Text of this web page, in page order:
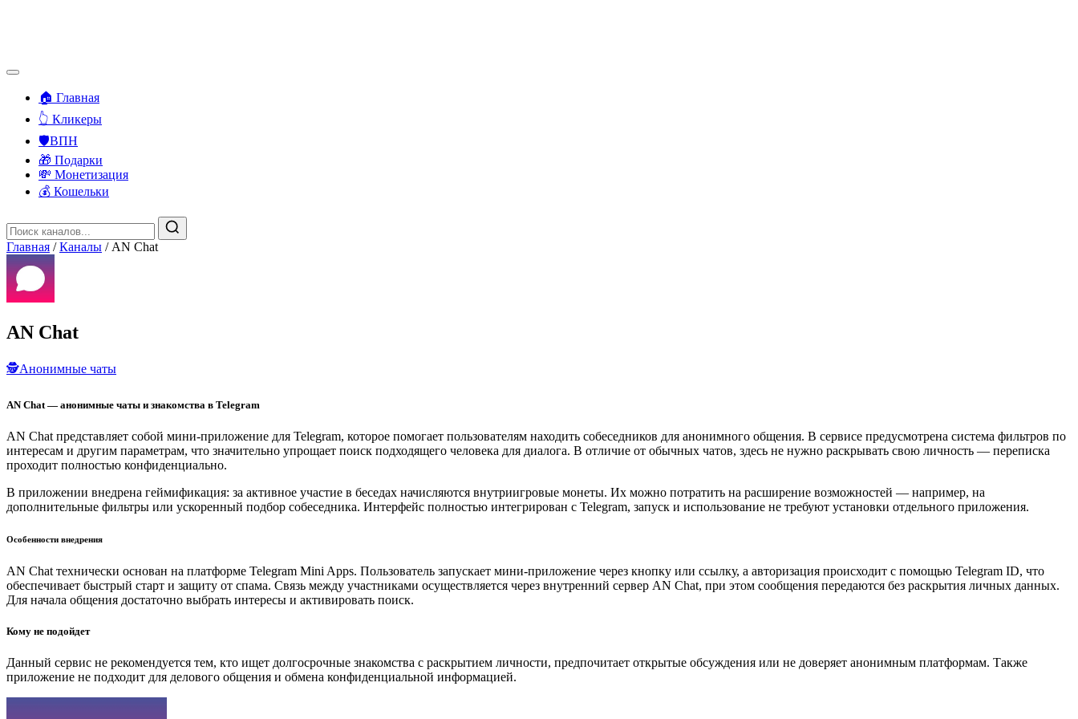
🏠 Главная
👆 Кликеры
🛡️ВПН
🎁 Подарки
💸 Монетизация
💰 Кошельки
Главная / Каналы / AN Chat
AN Chat
🕵️Анонимные чаты
AN Chat — анонимные чаты и знакомства в Telegram
AN Chat представляет собой мини-приложение для Telegram, которое помогает пользователям находить собеседников для анонимного общения. В сервисе предусмотрена система фильтров по
интересам и другим параметрам, что значительно упрощает поиск подходящего человека для диалога. В отличие от обычных чатов, здесь не нужно раскрывать свою личность — переписка
проходит полностью конфиденциально.
В приложении внедрена геймификация: за активное участие в беседах начисляются внутриигровые монеты. Их можно потратить на расширение возможностей — например, на
дополнительные фильтры или ускоренный подбор собеседника. Интерфейс полностью интегрирован с Telegram, запуск и использование не требуют установки отдельного приложения.
Особенности внедрения
AN Chat технически основан на платформе Telegram Mini Apps. Пользователь запускает мини-приложение через кнопку или ссылку, а авторизация происходит с помощью Telegram ID, что
обеспечивает быстрый старт и защиту от спама. Связь между участниками осуществляется через внутренний сервер AN Chat, при этом сообщения передаются без раскрытия личных данных.
Для начала общения достаточно выбрать интересы и активировать поиск.
Кому не подойдет
Данный сервис не рекомендуется тем, кто ищет долгосрочные знакомства с раскрытием личности, предпочитает открытые обсуждения или не доверяет анонимным платформам. Также
приложение не подходит для делового общения и обмена конфиденциальной информацией.